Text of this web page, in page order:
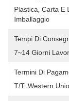
Plastica, Carta E
Imballaggio
Tempi Di
7~14 Giorni
Termini Di
T/T, Western